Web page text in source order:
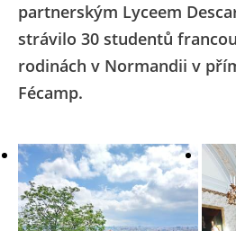
partnerským Lyceem
strávilo 30 studentů
rodinách v Normandii v
Fécamp.